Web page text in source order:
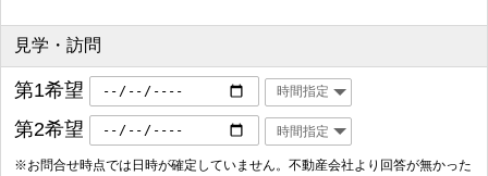
見学・訪問
第1希望
第2希望
※お問合せ時点では日時が確定していません。不動産会社より回答が無かった